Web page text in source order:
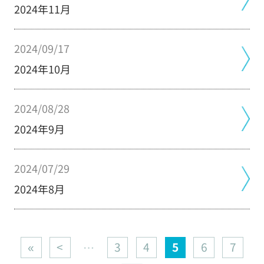
2024年11月
2024/09/17
2024年10月
2024/08/28
2024年9月
2024/07/29
2024年8月
« < … 3 4 5 6
7